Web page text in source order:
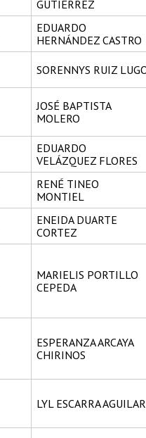
GUTIÉRREZ
EDUARDO
HERNÁNDEZ CASTRO
SORENNYS RUIZ
JOSÉ BAPTISTA
MOLERO
EDUARDO
VELÁZQUEZ FLORES
RENÉ TINEO
MONTIEL
ENEIDA DUARTE
CORTEZ
MARIELIS PORTILLO
CEPEDA
ESPERANZA ARCAYA
CHIRINOS
LYL ESCARRA AGUILAR